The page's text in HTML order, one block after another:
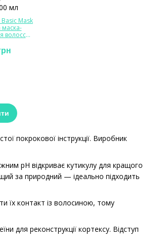
Mask
маска-
волосся,
покрокової інструкції. Виробник
pH відкриває кутикулу для кращого
за природний — ідеально підходить
їх контакт із волосиною, тому
для реконструкції кортексу. Відступ